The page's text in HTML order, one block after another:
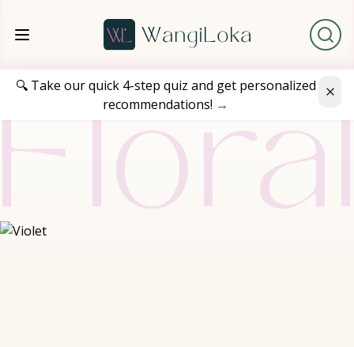
🔍 Take our quick 4-step quiz and get personalized
recommendations! →